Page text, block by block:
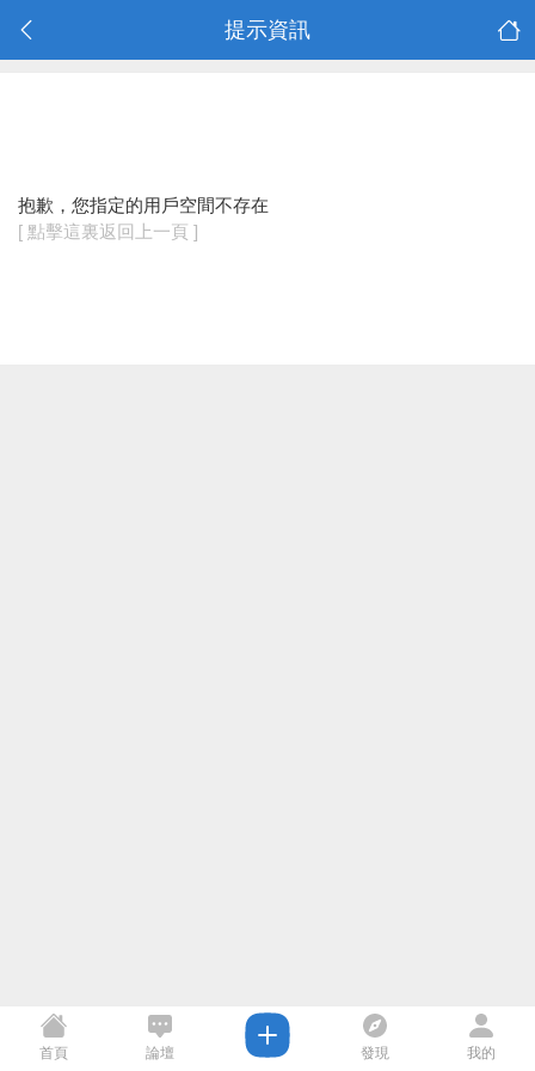
提示資訊
抱歉，您指定的用戶空間不存在
[ 點擊這裏返回上一頁 ]
首頁 論壇 發現 我的